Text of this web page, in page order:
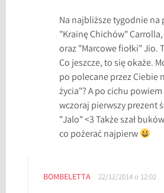
Na najbliższe tygodnie
"Krainę Chichów"
oraz "Marcowe fiołki" Jio.
Co jeszcze, to się okaże.
po polecane przez Ciebie
życia"? A po cichu powiem
wczoraj pierwszy prezent
"Jalo" <3 Także szał
co pożerać najpierw
BOMBELETTA 22/12/2014 o 12:02